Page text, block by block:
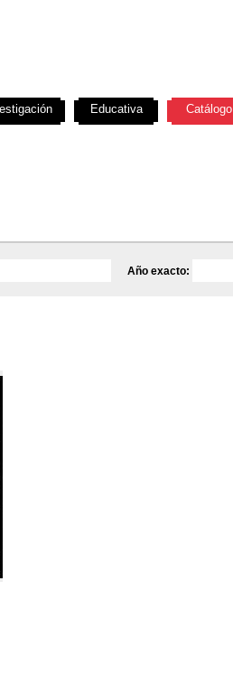
Año exacto:
Educativa Catálogo